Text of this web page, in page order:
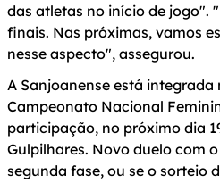
das atletas no início de jogo".
finais. Nas próximas, vamos
nesse aspecto", assegurou.
A Sanjoanense está
Campeonato Nacional
participação, no próximo dia
Gulpilhares. Novo duelo com
segunda fase, ou se o sorteio